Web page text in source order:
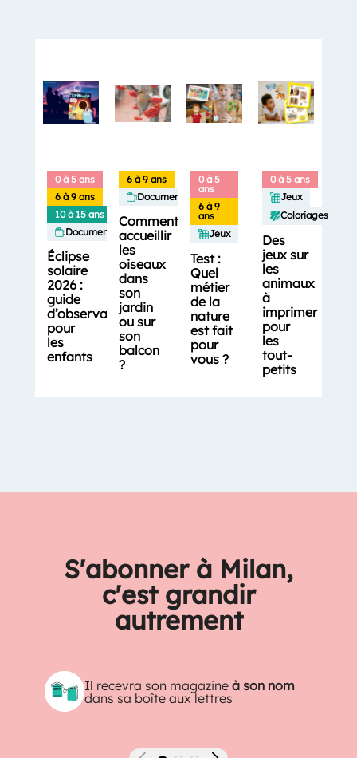
0 à 5 ans
6 à 9 ans
10 à 15 ans
Documentaires
Éclipse
solaire
2026 :
guide
d’observation
pour
les
enfants
6 à 9 ans
Documentaires
Comment
accueillir
les
oiseaux
dans
son
jardin
ou sur
son
balcon
?
0 à 5
ans
6 à 9
ans
Jeux
Test :
Quel
métier
de la
nature
est fait
pour
vous ?
0 à 5 ans
Jeux
Coloriages
Des
jeux sur
les
animaux
à
imprimer
pour
les
tout-
petits
S'abonner à Milan,
c'est grandir
autrement
Il recevra son magazineà son nom
dans sa boîte aux lettres